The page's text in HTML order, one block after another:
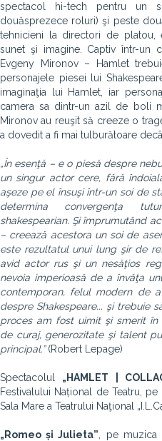
spectacol hi-tech pentru un
douăsprezece roluri) şi peste
tehnicieni la directori de platou,
sunet şi imagine. Captiv într-un
Evgeny Mironov – Hamlet
personajele piesei lui
imaginaţia lui Hamlet, iar
camera sa dintr-un azil de boli
Mironov au reuşit să creeze o
a dovedit a fi mai tulburătoare
„În esenţă – e o piesă despre
un singur actor cere, fără
aşeze pe el însuşi într-un soi de
determina convergenţa
shakespearian. Şi împrumutând
– creează acestora un soi de
este rezultatul unui lung şir de
avid actor rus şi un nesăţios
nevoia imperioasă de a învăţa
contemporan, felul modern de
despre Shakespeare... şi trebuie
proces am fost uimit şi smerit în
de curaj, generozitate şi talent
principal.”(Robert Lepage)
Spectacolul „HAMLET |
Festivalului Național de Teatru,
Sala Mare a Teatrului Naţional
„Romeo și Julieta” , pe